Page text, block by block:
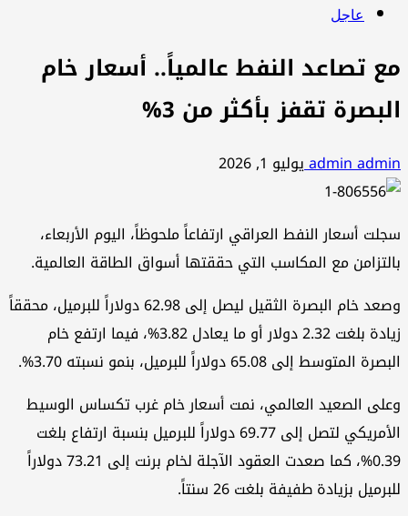
عاجل
مع تصاعد النفط عالمياً.. أسعار خام
البصرة تقفز بأكثر من 3%
admin adminيوليو 1, 2026
سجلت أسعار النفط العراقي ارتفاعاً ملحوظاً، اليوم الأربعاء،
بالتزامن مع المكاسب التي حققتها أسواق الطاقة العالمية.
وصعد خام البصرة الثقيل ليصل إلى 62.98 دولاراً للبرميل، محققاً
زيادة بلغت 2.32 دولار أو ما يعادل 3.82%، فيما ارتفع خام
البصرة المتوسط إلى 65.08 دولاراً للبرميل، بنمو نسبته 3.70%.
وعلى الصعيد العالمي، نمت أسعار خام غرب تكساس الوسيط
الأمريكي لتصل إلى 69.77 دولاراً للبرميل بنسبة ارتفاع بلغت
0.39%، كما صعدت العقود الآجلة لخام برنت إلى 73.21 دولاراً
للبرميل بزيادة طفيفة بلغت 26 سنتاً.